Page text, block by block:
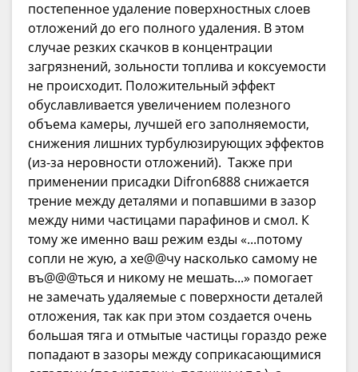
постепенное удаление поверхностных слоев
отложений до его полного удаления. В этом
случае резких скачков в концентрации
загрязнений, зольности топлива и коксуемости
не происходит. Положительный эффект
обуславливается увеличением полезного
объема камеры, лучшей его заполняемости,
снижения лишних турбулюзирующих эффектов
(из-за неровности отложений). Также при
применении присадки Difron6888 снижается
трение между деталями и попавшими в зазор
между ними частицами парафинов и смол. К
тому же именно ваш режим езды «...потому
сопли не жую, а хе@@чу насколько самому не
въ@@@ться и никому не мешать...» помогает
не замечать удаляемые с поверхности деталей
отложения, так как при этом создается очень
большая тяга и отмытые частицы гораздо реже
попадают в зазоры между соприкасающимися